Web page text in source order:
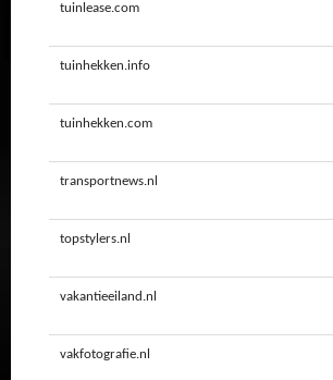
tuinlease.com
tuinhekken.info
tuinhekken.com
transportnews.nl
topstylers.nl
vakantieeiland.nl
vakfotografie.nl